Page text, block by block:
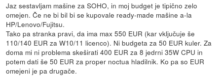
Jaz sestavljam mašine za SOHO, in moj budget je tipično zelo
omejen. Če ne bi bil bi se kupovale ready-made mašine a-la
HP/Lenovo/Fujitsu.
Tako pa stranka pravi, da ima max 550 EUR (kar vključuje še
110/140 EUR za W10/11 licenco). Ni budgeta za 50 EUR kuler. Za
doma mi ni problema skeširati 400 EUR za 8 jedrni 35W CPU in
potem dati še 50 EUR za proper noctua hladilnik. Ko pa so EUR
omejeni je pa drugače.